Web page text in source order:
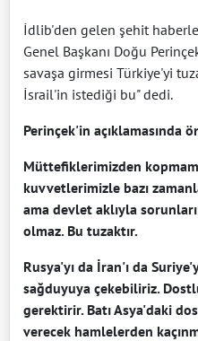
İdlib'den gelen şehit
Genel Başkanı Doğu
savaşa girmesi Türkiye'yi
İsrail'in istediği bu" dedi.
Perinçek'in açıklamasında
Müttefiklerimizden
kuvvetlerimizle bazı
ama devlet aklıyla
olmaz. Bu tuzaktır.
Rusya'yı da İran'ı da
sağduyuya çekebiliriz.
gerektirir. Batı Asya'daki
verecek hamlelerden